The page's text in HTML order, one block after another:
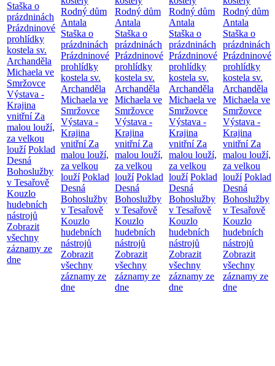
Staška o
prázdninách
Prázdninové
prohlídky
kostela sv.
Archanděla
Michaela ve
Smržovce
Výstava -
Krajina
vnitřní Za
malou louží,
za velkou
louží Poklad
Desná
Bohoslužby
v Tesařově
Kouzlo
hudebních
nástrojů
Zobrazit
všechny
záznamy ze
dne
Rodný dům
Antala
Staška o
prázdninách
Prázdninové
prohlídky
kostela sv.
Archanděla
Michaela ve
Smržovce
Výstava -
Krajina
vnitřní Za
malou louží,
za velkou
louží Poklad
Desná
Bohoslužby
v Tesařově
Kouzlo
hudebních
nástrojů
Zobrazit
všechny
záznamy ze
dne
Rodný dům
Antala
Staška o
prázdninách
Prázdninové
prohlídky
kostela sv.
Archanděla
Michaela ve
Smržovce
Výstava -
Krajina
vnitřní Za
malou louží,
za velkou
louží Poklad
Desná
Bohoslužby
v Tesařově
Kouzlo
hudebních
nástrojů
Zobrazit
všechny
záznamy ze
dne
Rodný dům
Antala
Staška o
prázdninách
Prázdninové
prohlídky
kostela sv.
Archanděla
Michaela ve
Smržovce
Výstava -
Krajina
vnitřní Za
malou louží,
za velkou
louží Poklad
Desná
Bohoslužby
v Tesařově
Kouzlo
hudebních
nástrojů
Zobrazit
všechny
záznamy ze
dne
Rodný dům
Antala
Staška o
prázdninách
Prázdninové
prohlídky
kostela sv.
Archanděla
Michaela ve
Smržovce
Výstava -
Krajina
vnitřní Za
malou louží,
za velkou
louží Poklad
Desná
Bohoslužby
v Tesařově
Kouzlo
hudebních
nástrojů
Zobrazit
všechny
záznamy ze
dne